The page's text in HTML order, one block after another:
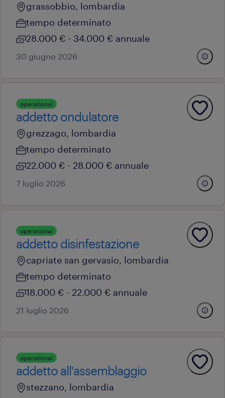
grassobbio, lombardia
tempo determinato
28.000 € - 34.000 € annuale
30 giugno 2026
operational
addetto ondulatore
grezzago, lombardia
tempo determinato
22.000 € - 28.000 € annuale
7 luglio 2026
operational
addetto disinfestazione
capriate san gervasio, lombardia
tempo determinato
18.000 € - 22.000 € annuale
21 luglio 2026
operational
addetto all'assemblaggio
stezzano, lombardia